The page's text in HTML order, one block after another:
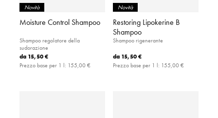
Novità
Moisture Control Shampoo
Shampoo regolatore della
sudorazione
da 15,50 €
Prezzo base per 1 l: 155,00 €
Novità
Restoring Lipokerine B
Shampoo
Shampoo rigenerante
da 15,50 €
Prezzo base per 1 l: 155,00 €